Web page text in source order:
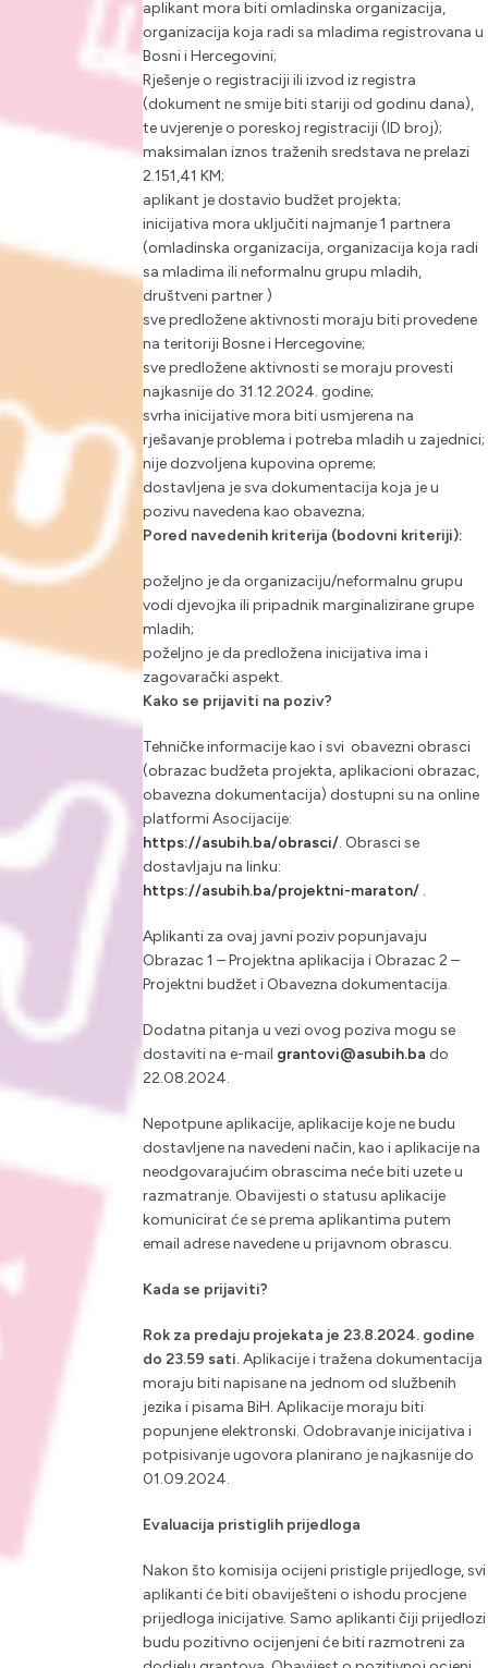
aplikant mora biti omladinska organizacija,
organizacija koja radi sa mladima registrovana u
Bosni i Hercegovini;
Rješenje o registraciji ili izvod iz registra
(dokument ne smije biti stariji od godinu dana),
te uvjerenje o poreskoj registraciji (ID broj);
maksimalan iznos traženih sredstava ne prelazi
2.151,41 KM;
aplikant je dostavio budžet projekta;
inicijativa mora uključiti najmanje 1 partnera
(omladinska organizacija, organizacija koja radi
sa mladima ili neformalnu grupu mladih,
društveni partner )
sve predložene aktivnosti moraju biti provedene
na teritoriji Bosne i Hercegovine;
sve predložene aktivnosti se moraju provesti
najkasnije do 31.12.2024. godine;
svrha inicijative mora biti usmjerena na
rješavanje problema i potreba mladih u zajednici;
nije dozvoljena kupovina opreme;
dostavljena je sva dokumentacija koja je u
pozivu navedena kao obavezna;
Pored navedenih kriterija (bodovni kriteriji):
poželjno je da organizaciju/neformalnu grupu
vodi djevojka ili pripadnik marginalizirane grupe
mladih;
poželjno je da predložena inicijativa ima i
zagovarački aspekt.
Kako se prijaviti na poziv?
Tehničke informacije kao i svi obavezni obrasci
(obrazac budžeta projekta, aplikacioni obrazac,
obavezna dokumentacija) dostupni su na online
platformi Asocijacije:
https://asubih.ba/obrasci/. Obrasci se
dostavljaju na linku:
https://asubih.ba/projektni-maraton/ .
Aplikanti za ovaj javni poziv popunjavaju
Obrazac 1 – Projektna aplikacija i Obrazac 2 –
Projektni budžet i Obavezna dokumentacija.
Dodatna pitanja u vezi ovog poziva mogu se
dostaviti na e-mail grantovi@asubih.ba do
22.08.2024.
Nepotpune aplikacije, aplikacije koje ne budu
dostavljene na navedeni način, kao i aplikacije na
neodgovarajućim obrascima neće biti uzete u
razmatranje. Obavijesti o statusu aplikacije
komunicirat će se prema aplikantima putem
email adrese navedene u prijavnom obrascu.
Kada se prijaviti?
Rok za predaju projekata je 23.8.2024. godine
do 23.59 sati.Aplikacije i tražena dokumentacija
moraju biti napisane na jednom od službenih
jezika i pisama BiH. Aplikacije moraju biti
popunjene elektronski. Odobravanje inicijativa i
potpisivanje ugovora planirano je najkasnije do
01.09.2024.
Evaluacija pristiglih prijedloga
Nakon što komisija ocijeni pristigle prijedloge, svi
aplikanti će biti obaviješteni o ishodu procjene
prijedloga inicijative. Samo aplikanti čiji prijedlozi
budu pozitivno ocijenjeni će biti razmotreni za